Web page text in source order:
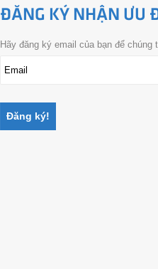
ĐĂNG KÝ NHẬN ƯU
Hãy đăng ký email của bạn để